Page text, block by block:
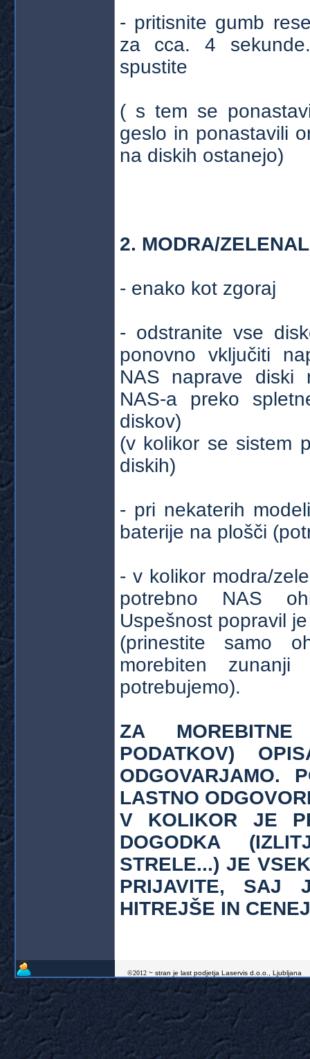
- pritisnite gumb
za cca. 4
spustite
( s tem se
geslo in ponastavili
na diskih ostanejo)
2. MODRA/
- enako kot zgoraj
- odstranite vse
ponovno vključiti
NAS naprave
NAS-a preko
diskov)
(v kolikor se sistem
diskih)
- pri nekaterih
baterije na plošči
- v kolikor modra/
potrebno NAS
Uspešnost popravil
(prinestite samo
morebiten
potrebujemo).
ZA MOREBITNE
PODATKOV)
ODGOVARJAMO.
LASTNO
V KOLIKOR JE
DOGODKA
STRELE...) JE
PRIJAVITE, SAJ
HITREJŠE IN
©2012 ~ stran je last podjetja Laservis d.o.o.,